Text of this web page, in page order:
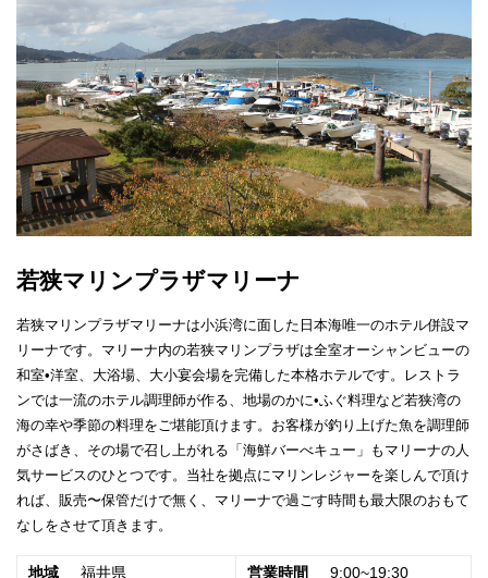
若狭マリンプラザマリーナ
若狭マリンプラザマリーナは小浜湾に面した日本海唯一のホテル併設マ
リーナです。マリーナ内の若狭マリンプラザは全室オーシャンビューの
和室•洋室、大浴場、大小宴会場を完備した本格ホテルです。レストラ
ンでは一流のホテル調理師が作る、地場のかに•ふぐ料理など若狭湾の
海の幸や季節の料理をご堪能頂けます。お客様が釣り上げた魚を調理師
がさばき、その場で召し上がれる「海鮮バーべキュー」もマリーナの人
気サービスのひとつです。当社を拠点にマリンレジャーを楽しんで頂け
れば、販売〜保管だけで無く、マリーナで過ごす時間も最大限のおもて
なしをさせて頂きます。
地域 福井県 営業時間 9:00~19:30